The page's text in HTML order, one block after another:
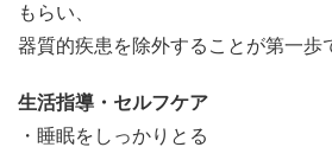
もらい、
器質的疾患を除外することが第一歩
生活指導・セルフケア
・睡眠をしっかりとる